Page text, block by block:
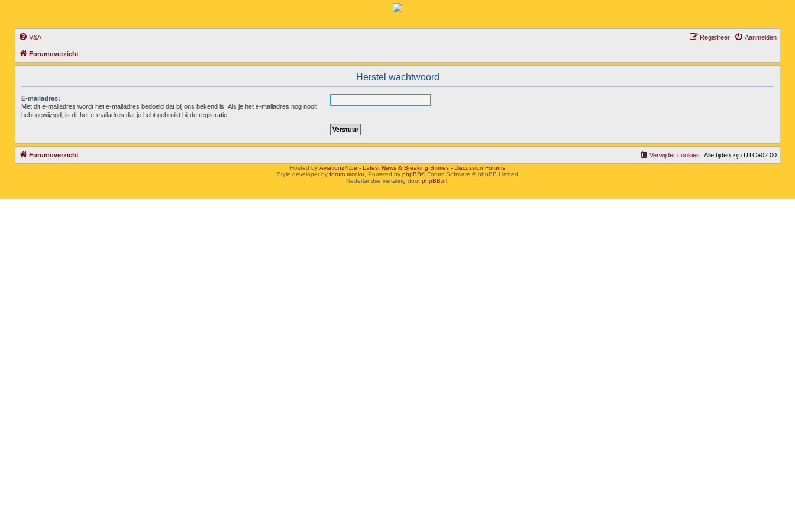
V&A Aanmelden
Registreer
Forumoverzicht
Herstel wachtwoord
E-mailadres:
Met dit e-mailadres wordt het e-mailadres bedoeld dat bij ons bekend is. Als je het e-mailadres nog nooit
hebt gewijzigd, is dit het e-mailadres dat je hebt gebruikt bij de registratie.
Forumoverzicht Alle tijden zijn UTC+02:00
Verwijder cookies
Hosted by Aviation24.be - Latest News & Breaking Stories - Discussion Forums
Style developer by forum tricolor, Powered by phpBB® Forum Software © phpBB Limited
Nederlandse vertaling doorphpBB.nl